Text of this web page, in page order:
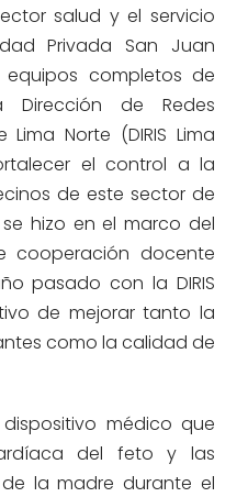
salud y el servicio
Privada San Juan
completos de
de Redes
Norte (DIRIS Lima
el control a la
de este sector de
hizo en el marco del
cooperación docente
pasado con la DIRIS
de mejorar tanto la
como la calidad de
médico que
del feto y las
la madre durante el